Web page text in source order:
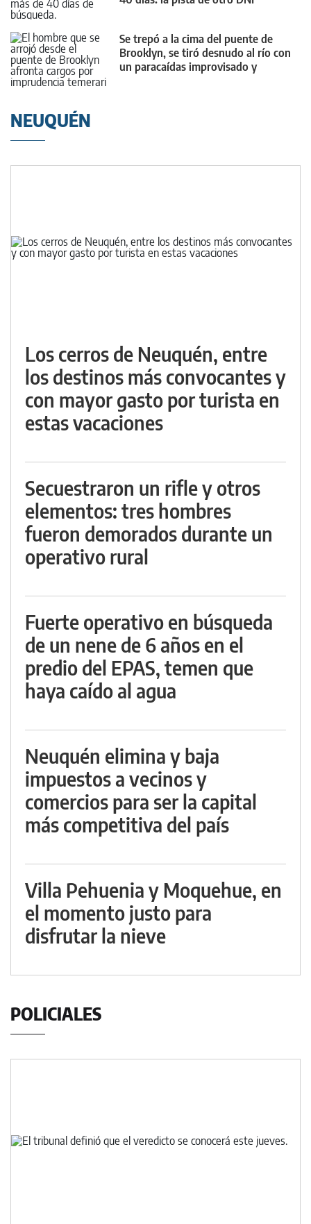
Se trepó a la cima del puente de
Brooklyn, se tiró desnudo al río con
un paracaídas improvisado y
NEUQUÉN
Los cerros de Neuquén, entre
los destinos más convocantes y
con mayor gasto por turista en
estas vacaciones
Secuestraron un rifle y otros
elementos: tres hombres
fueron demorados durante un
operativo rural
Fuerte operativo en búsqueda
de un nene de 6 años en el
predio del EPAS, temen que
haya caído al agua
Neuquén elimina y baja
impuestos a vecinos y
comercios para ser la capital
más competitiva del país
Villa Pehuenia y Moquehue, en
el momento justo para
disfrutar la nieve
POLICIALES